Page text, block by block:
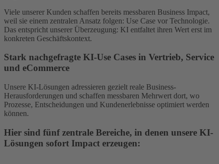
Viele unserer Kunden schaffen bereits messbaren Business Impact,
weil sie einem zentralen Ansatz folgen: Use Case vor Technologie.
Das entspricht unserer Überzeugung: KI entfaltet ihren Wert erst im
konkreten Geschäftskontext.
Stark nachgefragte KI-Use Cases in Vertrieb, Service
und eCommerce
Unsere KI-Lösungen adressieren gezielt reale Business-
Herausforderungen und schaffen messbaren Mehrwert dort, wo
Prozesse, Entscheidungen und Kundenerlebnisse optimiert werden
können.
Hier sind fünf zentrale Bereiche, in denen unsere KI-
Lösungen sofort Impact erzeugen: